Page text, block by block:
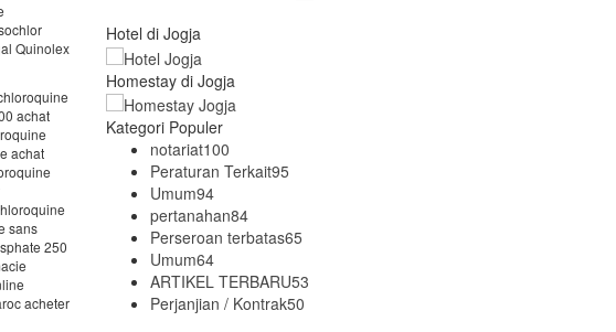
Quinolex
achat
achat
sans
250
acheter
Hotel di Jogja
Homestay di Jogja
Kategori Populer
notariat100
Peraturan Terkait95
Umum94
pertanahan84
Perseroan terbatas65
Umum64
ARTIKEL TERBARU53
Perjanjian / Kontrak50